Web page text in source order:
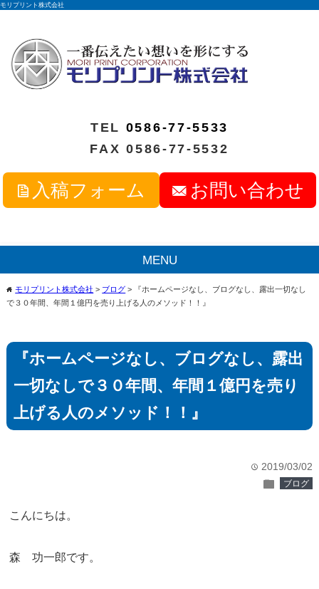
モリプリント株式会社
TEL 0586-77-5533
FAX 0586-77-5532
入稿フォーム お問い合わせ
MENU
homeモリプリント株式会社 > ブログ >
『ホームページなし、ブログなし、露出一切なし
で３０年間、年間１億円を売り上げる人のメソッド！！』
『ホームページなし、ブログなし、露出
一切なしで３０年間、年間１億円を売り
上げる人のメソッド！！』
time 2019/03/02
folder ブログ
こんにちは。
森 功一郎です。